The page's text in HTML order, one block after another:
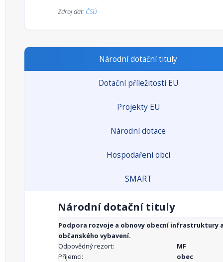
Zdroj dat: ČSÚ
Národní dotační tituly
Dotační příležitosti EU
Projekty EU
Národní dotace
Hospodaření obcí
SMART
Národní dotační tituly
Podpora rozvoje a obnovy obecní infrastruktury
občanského vybavení.
Odpovědný rezort:
MF
Příjemci:
obec